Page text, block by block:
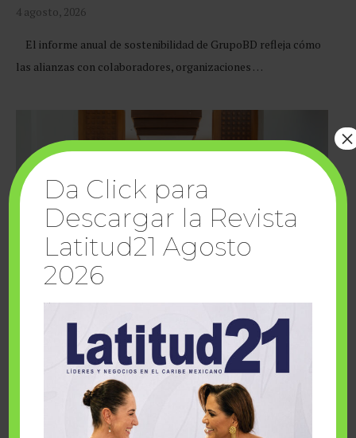
4 agosto, 2026
El informe anual de sostenibilidad de GrupoBD refleja cómo
las alianzas con colaboradores, organizaciones …
Cuando la solidaridad inspira; cumplen
sueños Fairmont Mayakoba y Make-A-Wish
Da Click para
Descargar la Revista
Latitud21 Agosto
2026
×